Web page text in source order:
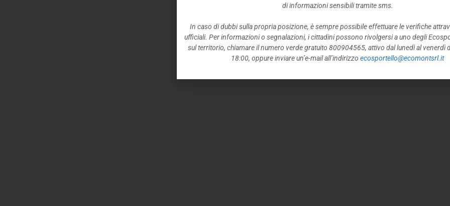
di informazioni sensibili tramite sms.
In caso di dubbi sulla propria posizione, è sempre possibile effettuare le verifiche
ufficiali. Per informazioni o segnalazioni, i cittadini possono rivolgersi a uno degli
sul territorio, chiamare il numero verde gratuito 800904565, attivo dal lunedì al venerdì
18:00, oppure inviare un’e-mail all’indirizzo ecosportello@ecomontsrl.it